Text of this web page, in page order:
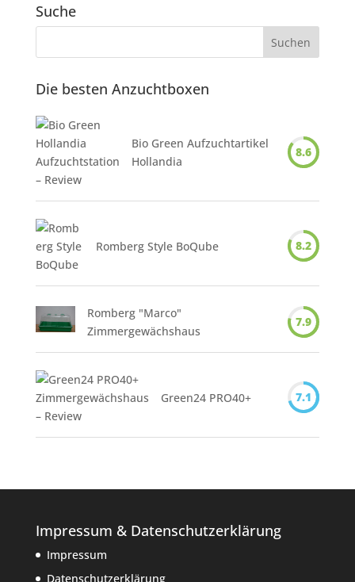
Suche
Die besten Anzuchtboxen
Bio Green Aufzuchtartikel
Hollandia
8.6
Romberg Style BoQube 8.2
Romberg "Marco"
Zimmergewächshaus
7.9
Green24 PRO40+ 7.1
Impressum & Datenschutzerklärung
Impressum
Datenschutzerklärung